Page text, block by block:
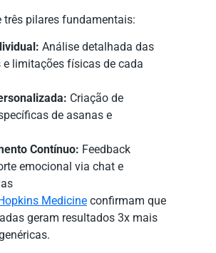
três pilares fundamentais:
Análise detalhada das
e limitações físicas de cada
Criação de
de asanas e
Contínuo: Feedback
emocional via chat e
Medicine confirmam que
geram resultados 3x mais